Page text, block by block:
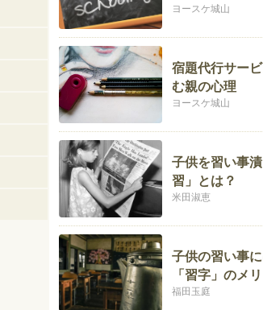
ヨースケ城山
宿題代行サー
む親の心理
ヨースケ城山
子供を習い事
習」とは？
米田淑恵
子供の習い事
「習字」のメ
福田玉庭